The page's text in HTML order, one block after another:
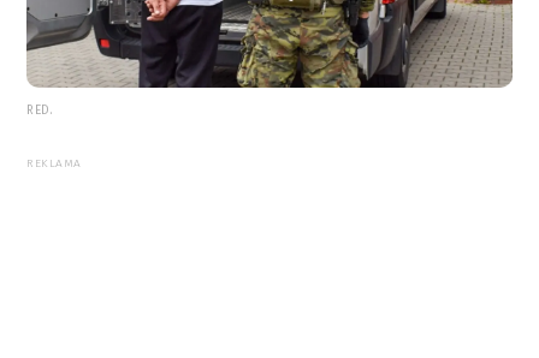
RED.
REKLAMA